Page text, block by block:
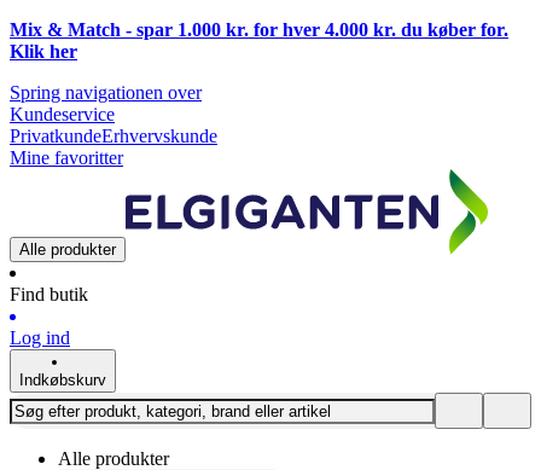
Mix & Match - spar 1.000 kr. for hver 4.000 kr. du køber for.
Klik her
Spring navigationen over
Kundeservice
PrivatkundeErhvervskunde
Mine favoritter
Alle produkter
Find butik
Log ind
Indkøbskurv
Alle produkter